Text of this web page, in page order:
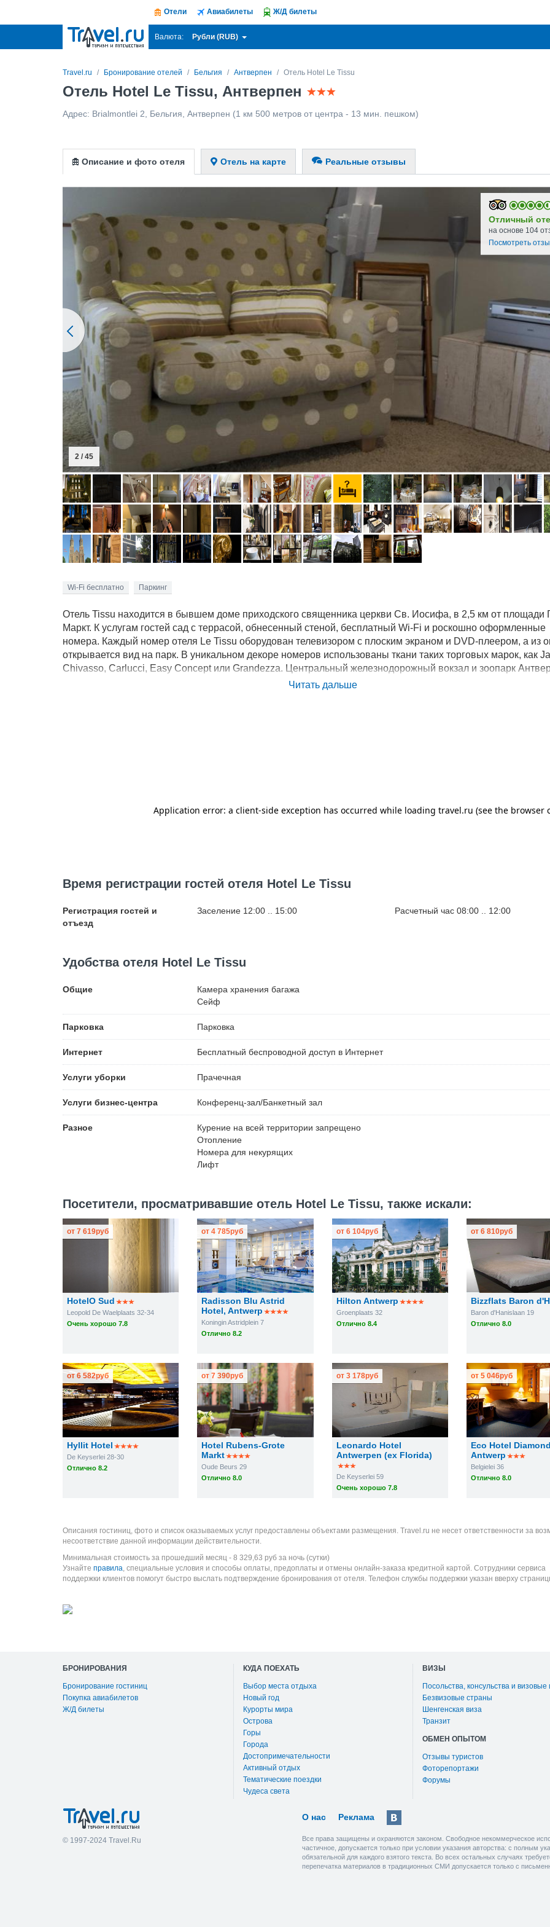
Отели Авиабилеты Ж/Д билеты
Валюта: Рубли (RUB)
Travel.ru Бронирование отелей Бельгия Антверпен Отель Hotel Le Tissu
Отель Hotel Le Tissu, Антверпен
Адрес: Brialmontlei 2 Бельгия Антверпен (1 км 500 метров от центра - 13 мин. пешком)
Описание и фото отеля Отель на карте Реальные отзывы
Отличный
на основе 104
Посмотреть
3 / 45
Wi-Fi бесплатно Паркинг
Отель Tissu находится в бывшем доме приходского священника церкви Св. Иосифа, в 2,5 км от площади
Маркт. К услугам гостей сад с террасой, обнесенный стеной, бесплатный Wi-Fi и роскошно оформленные
номера. Каждый номер отеля Le Tissu оборудован телевизором с плоским экраном и DVD-плеером, а из
открывается вид на парк. В уникальном декоре номеров использованы ткани таких торговых марок, как
Chivasso, Carlucci, Easy Concept или Grandezza. Центральный железнодорожный вокзал и зоопарк
расположены в 15 минутах ходьбы от отеля Le Tissu. До дома Рубенса также можно дойти всего за 15
Читать дальше
Время регистрации гостей отеля Hotel Le Tissu
Регистрация гостей и
отъезд
Заселение 12:00 .. 15:00 Расчетный час 08:00 .. 12:00
Удобства отеля Hotel Le Tissu
Общие
Камера хранения багажа
Сейф
Парковка Парковка
Интернет Бесплатный беспроводной доступ в Интернет
Услуги уборки Прачечная
Услуги бизнес-центра Конференц-зал/Банкетный зал
Разное
Курение на всей территории запрещено
Отопление
Номера для некурящих
Лифт
Посетители, просматривавшие отель Hotel Le Tissu, также искали:
HotelO Sud
Leopold De Waelplaats 32-34
Очень хорошо 7.8
от 7 619руб
Radisson Blu Astrid
Hotel, Antwerp
Koningin Astridplein 7
Отлично 8.2
от4 785руб
Hilton Antwerp
Groenplaats 32
Отлично 8.4
от 6 104руб
Bizzflats Baron
Baron d'Hanislaan 19
Отлично 8.0
от6 810руб
Hyllit Hotel
De Keyserlei 28-30
Отлично 8.2
от6 582руб
Hotel Rubens-Grote
Markt
Oude Beurs 29
Отлично 8.0
от7 390руб
Leonardo Hotel
Antwerpen (ex Florida)
De Keyserlei 59
Очень хорошо 7.8
от 3 178руб
Eco Hotel Diamond
Antwerp
Belgielei 36
Отлично 8.0
от5 046руб
Описания гостиниц, фото и список оказываемых услуг предоставлены объектами размещения. Travel.ru не несет ответственности за
несоответствие данной информации действительности.
Минимальная стоимость за прошедший месяц - 8 329,63 руб за ночь (сутки)
Узнайте правила, специальные условия и способы оплаты, предоплаты и отмены онлайн-заказа кредитной картой. Сотрудники сервиса
поддержки клиентов помогут быстро выслать подтверждение бронирования от отеля. Телефон службы поддержки указан вверху
БРОНИРОВАНИЯ
Бронирование гостиниц
Покупка авиабилетов
Ж/Д билеты
КУДА ПОЕХАТЬ
Выбор места отдыха
Новый год
Курорты мира
Острова
Горы
Города
Достопримечательности
Активный отдых
Тематические поездки
Чудеса света
ВИЗЫ
Посольства, консульства и
Безвизовые страны
Шенгенская виза
Транзит
ОБМЕН ОПЫТОМ
Отзывы туристов
Фоторепортажи
Форумы
© 1997-2024 Travel.Ru
О нас Реклама
Все права защищены и охраняются законом. Свободное некоммерческое
частичное, допускается только при условии указания авторства: с полным
обязательной для каждого взятого текста. Во всех остальных случаях
перепечатка материалов в традиционных СМИ допускается только с